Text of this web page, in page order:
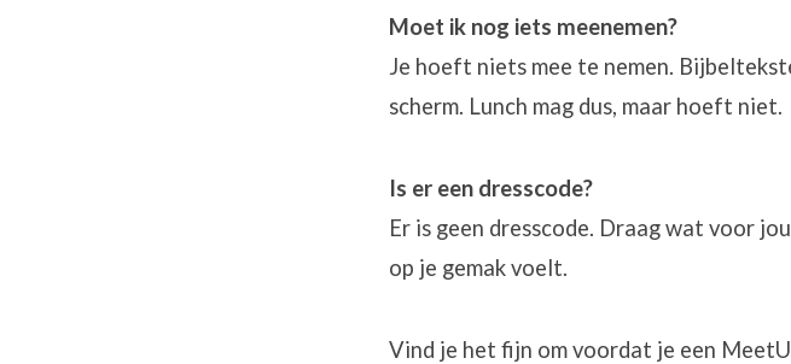
Moet ik nog iets meenemen?
Je hoeft niets mee te nemen.
scherm. Lunch mag dus, maar hoeft niet.
Is er een dresscode?
Er is geen dresscode. Draag wat voor
op je gemak voelt.
Vind je het fijn om voordat je een